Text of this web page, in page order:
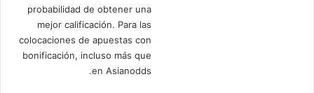
probabilidad de obtener una
mejor calificación. Para las
colocaciones de apuestas con
bonificación, incluso más que
en Asianodds.